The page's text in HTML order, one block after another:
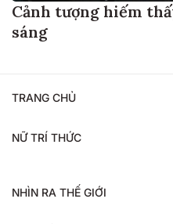
Cảnh tượng hiếm
sáng
TRANG CHỦ
NỮ TRÍ THỨC
NHÌN RA THẾ GIỚI